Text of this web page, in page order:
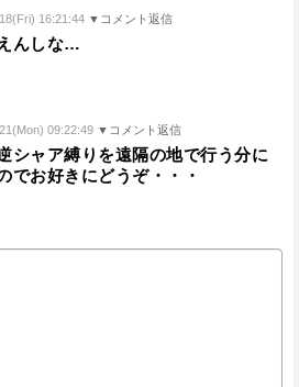
16:21:44 ▼コメント返信
んしな…
09:22:49 ▼コメント返信
シャア縛りを遠隔の地で行う分に
でお好きにどうぞ・・・